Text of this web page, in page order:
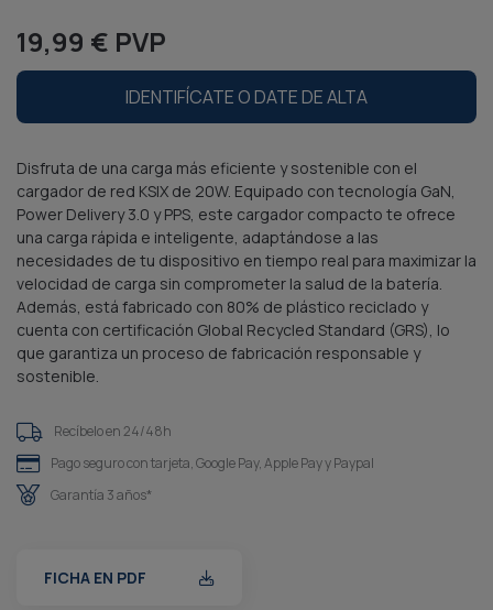
19,99 € PVP
IDENTIFÍCATE O DATE DE ALTA
Disfruta de una carga más eficiente y sostenible con el
cargador de red KSIX de 20W. Equipado con tecnología GaN,
Power Delivery 3.0 y PPS, este cargador compacto te ofrece
una carga rápida e inteligente, adaptándose a las
necesidades de tu dispositivo en tiempo real para maximizar la
velocidad de carga sin comprometer la salud de la batería.
Además, está fabricado con 80% de plástico reciclado y
cuenta con certificación Global Recycled Standard (GRS), lo
que garantiza un proceso de fabricación responsable y
sostenible.
Recíbelo en 24/48h
Pago seguro con tarjeta, Google Pay, Apple Pay y Paypal
Garantía 3 años*
FICHA EN PDF